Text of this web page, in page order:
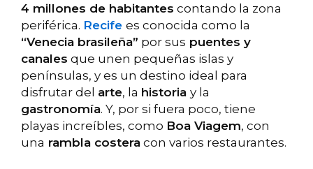
4 millones de habitantes contando la zona
periférica. Recife es conocida como la
“Venecia brasileña” por sus puentes y
canales que unen pequeñas islas y
penínsulas, y es un destino ideal para
disfrutar del arte, la historia y la
gastronomía. Y, por si fuera poco, tiene
playas increíbles, como Boa Viagem, con
una rambla costera con varios restaurantes.